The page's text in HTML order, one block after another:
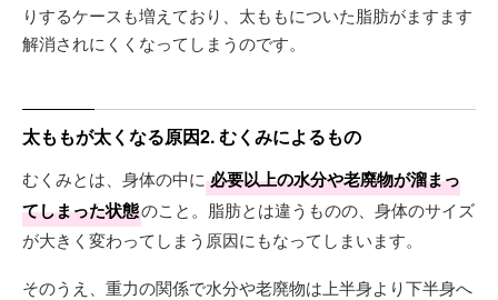
りするケースも増えており、太ももについた脂肪がますます
解消されにくくなってしまうのです。
太ももが太くなる原因2. むくみによるもの
むくみとは、身体の中に 必要以上の水分や老廃物が溜まっ
てしまった状態のこと。脂肪とは違うものの、身体のサイズ
が大きく変わってしまう原因にもなってしまいます。
そのうえ、重力の関係で水分や老廃物は上半身より下半身へ